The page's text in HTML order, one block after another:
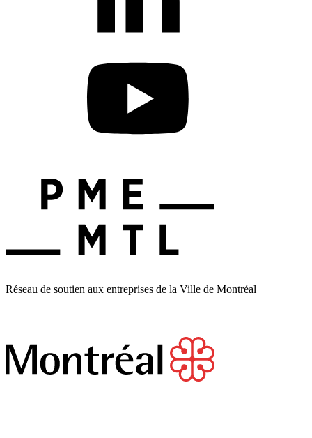
Réseau de soutien aux entreprises de la Ville de Montréal